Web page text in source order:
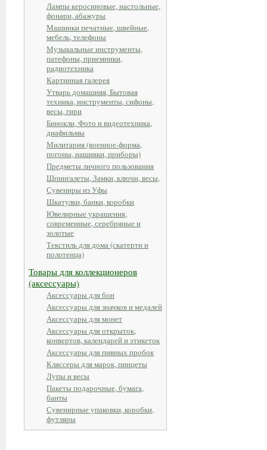
Лампы керосиновые, настольные,
фонари, абажуры
Машинки печатные, швейные,
мебель, телефоны
Музыкальные инструменты,
патефоны, приемники,
радиотехника
Картинная галерея
Утварь домашняя, Бытовая
техника, инструменты, сифоны,
весы, гири
Бинокли, Фото и видеотехника,
диафильмы
Милитария (военное-форма,
погоны, нашивки, приборы)
Предметы личного пользования
Шпингалеты, Замки, ключи, весы,
Сувениры из Уфы
Шкатулки, банки, коробки
Ювелирные украшения,
современные, серебряные и
золотые
Текстиль для дома (скатерти и
полотенца)
Товары для коллекционеров
(аксессуары)
Аксессуары для бон
Аксессуары для значков и медалей
Аксессуары для монет
Аксессуары для открыток,
конвертов, календарей и этикеток
Аксессуары для пивных пробок
Кляссеры для марок, пинцеты
Лупы и весы
Пакеты подарочные, бумага,
банты
Сувенирные упаковки, коробки,
футляры